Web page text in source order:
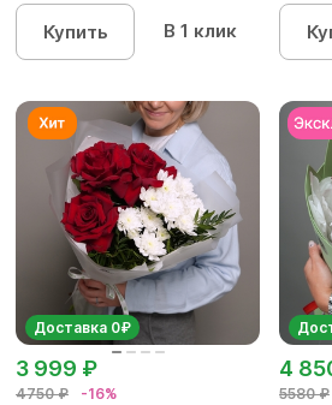
Купить В 1 клик
Доставка 0₽
4750 ₽ -16%
3 999 ₽
5580 ₽
4